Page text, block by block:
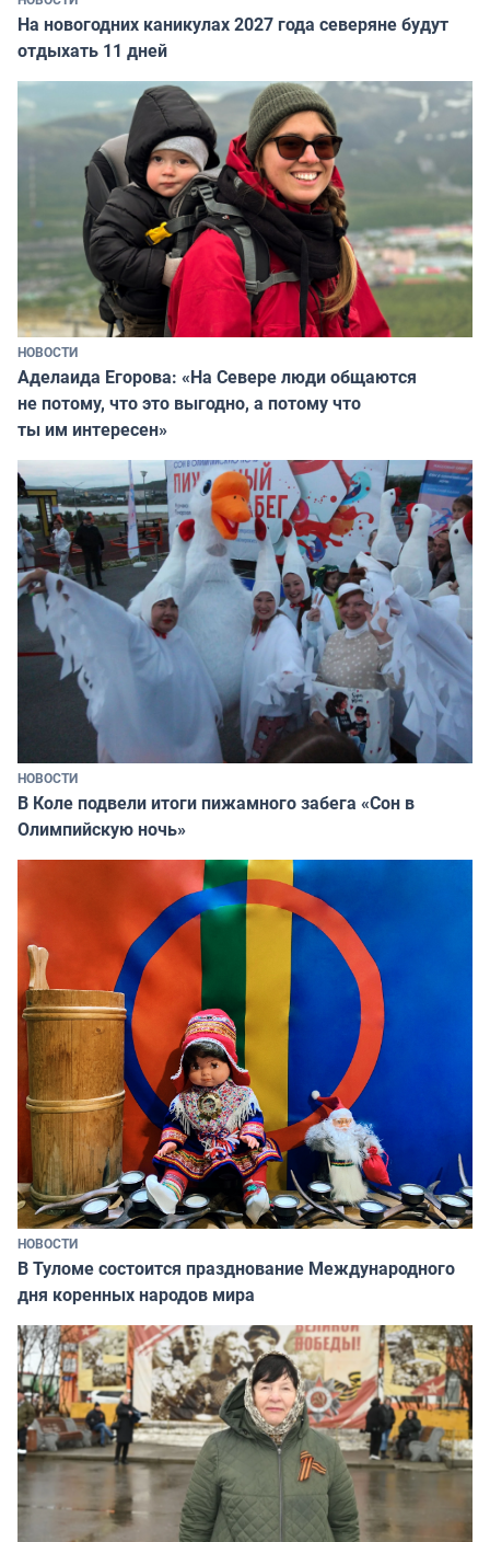
На новогодних каникулах 2027 года северяне будут
отдыхать 11 дней
НОВОСТИ
Аделаида Егорова: «На Севере люди общаются
не потому, что это выгодно, а потому что
ты им интересен»
НОВОСТИ
В Коле подвели итоги пижамного забега «Сон в
Олимпийскую ночь»
НОВОСТИ
В Туломе состоится празднование Международного
дня коренных народов мира